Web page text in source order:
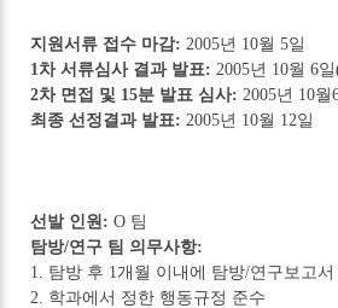
지원서류 접수 마감: 2005년 10월 5일
1차 서류심사 결과 발표: 2005년 10월 6
2차 면접 및 15분 발표 심사: 2005년 10
최종 선정결과 발표: 2005년 10월 12일
선발 인원: O 팀
탐방/연구 팀 의무사항:
1. 탐방 후 1개월 이내에 탐방/연구보고
2. 학과에서 정한 행동규정 준수